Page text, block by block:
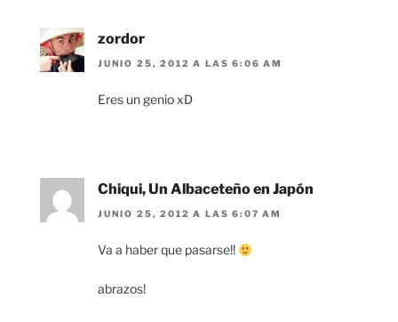
zordor
JUNIO 25, 2012 A LAS 6:06 AM
Eres un genio xD
Chiqui, Un Albaceteño en Japón
JUNIO 25, 2012 A LAS 6:07 AM
Va a haber que pasarse!!
abrazos!